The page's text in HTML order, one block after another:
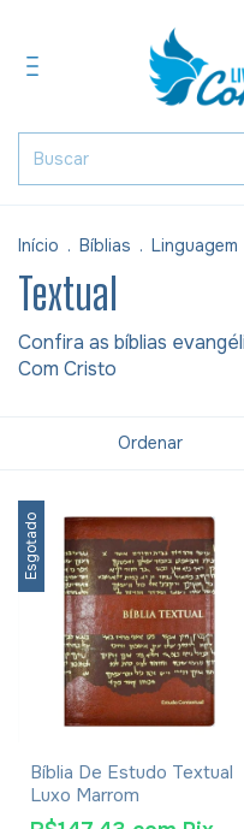
Início . Bíblias . Linguagem
Textual
Confira as bíblias
Com Cristo
Ordenar
Esgotado
Bíblia De Estudo Textual
Luxo Marrom